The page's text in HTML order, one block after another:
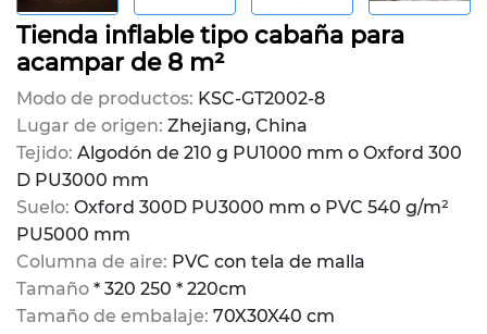
Tienda inflable tipo cabaña para
acampar de 8 m²
Modo de productos: KSC-GT2002-8
Lugar de origen: Zhejiang, China
Tejido: Algodón de 210 g PU1000 mm o Oxford 300
D PU3000 mm
Suelo: Oxford 300D PU3000 mm o PVC 540 g/m²
PU5000 mm
Columna de aire: PVC con tela de malla
Tamaño * 320 250 * 220cm
Tamaño de embalaje: 70X30X40 cm